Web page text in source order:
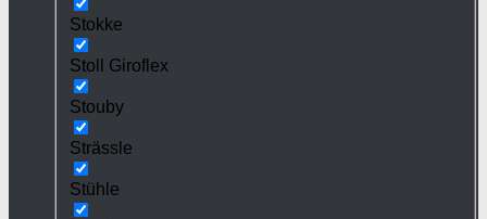
Stokke
Stoll Giroflex
Stouby
Strässle
Stühle